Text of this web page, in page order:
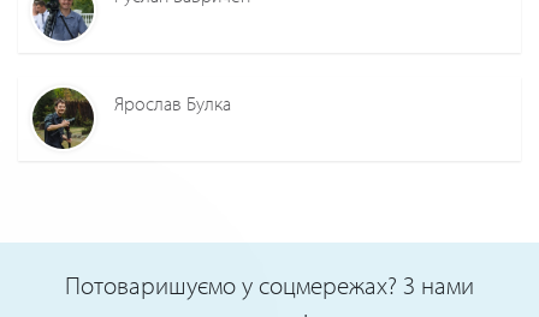
Ярослав Булка
Потоваришуємо у соцмережах? З нами